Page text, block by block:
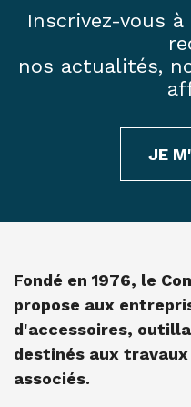
Inscrivez-vous
nos actualités,
JE
Fondé en 1976, le
propose aux
d'accessoires,
destinés aux
associés.